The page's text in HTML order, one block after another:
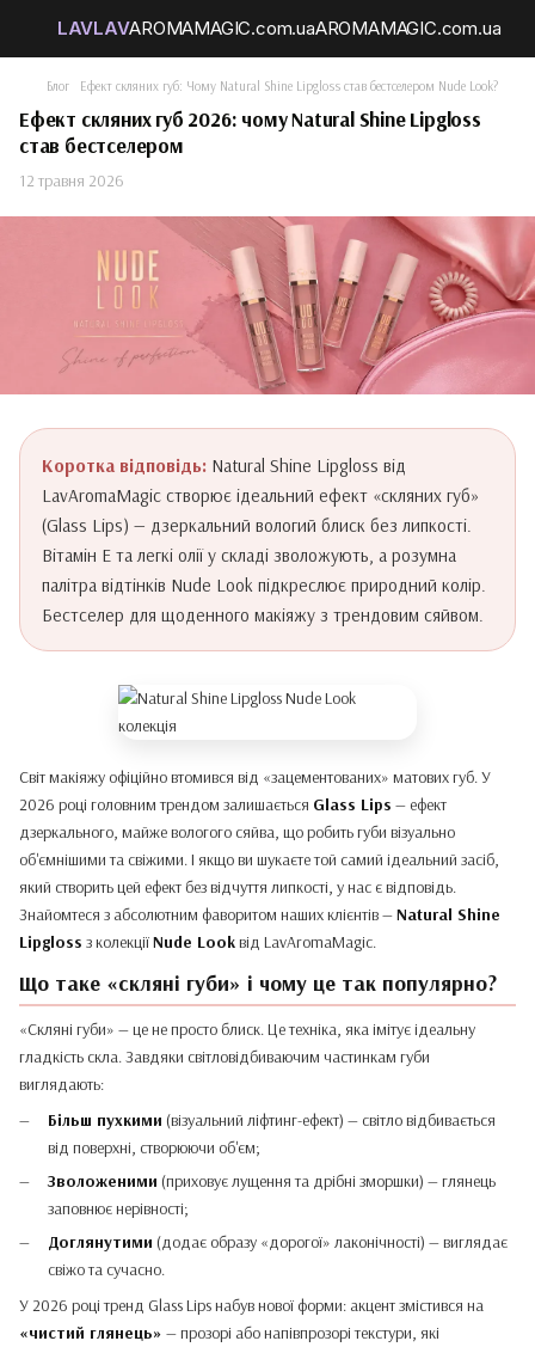
Блог Ефект скляних губ: Чому Natural Shine Lipgloss став бестселером Nude Look?
Ефект скляних губ 2026: чому Natural Shine Lipgloss
став бестселером
12 травня 2026
Коротка відповідь:Natural Shine Lipgloss від
LavAromaMagic створює ідеальний ефект «скляних губ»
(Glass Lips) — дзеркальний вологий блиск без липкості.
Вітамін Е та легкі олії у складі зволожують, а розумна
палітра відтінків Nude Look підкреслює природний колір.
Бестселер для щоденного макіяжу з трендовим сяйвом.
Світ макіяжу офіційно втомився від «зацементованих» матових губ. У
2026 році головним трендом залишається Glass Lips — ефект
дзеркального, майже вологого сяйва, що робить губи візуально
об'ємнішими та свіжими. І якщо ви шукаєте той самий ідеальний засіб,
який створить цей ефект без відчуття липкості, у нас є відповідь.
Знайомтеся з абсолютним фаворитом наших клієнтів —Natural Shine
Lipgloss з колекціїNude Lookвід LavAromaMagic.
Що таке «скляні губи» і чому це так популярно?
«Скляні губи» — це не просто блиск. Це техніка, яка імітує ідеальну
гладкість скла. Завдяки світловідбиваючим частинкам губи
виглядають:
Більш пухкими (візуальний ліфтинг-ефект) — світло відбивається
від поверхні, створюючи об'єм;
Зволоженими (приховує лущення та дрібні зморшки) — глянець
заповнює нерівності;
Доглянутими (додає образу «дорогої» лаконічності) — виглядає
свіжо та сучасно.
У 2026 році тренд Glass Lips набув нової форми: акцент змістився на
«чистий глянець» — прозорі або напівпрозорі текстури, які